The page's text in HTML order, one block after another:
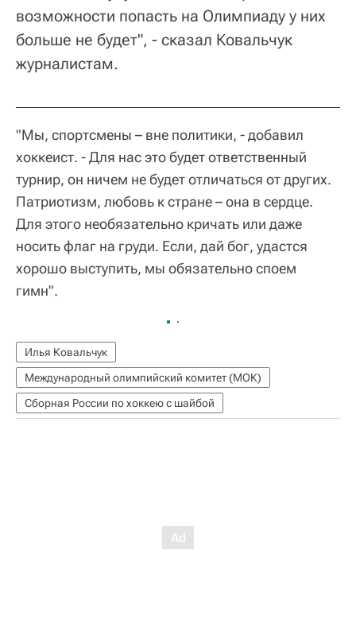
возможности попасть на Олимпиаду у них
больше не будет", - сказал Ковальчук
журналистам.
"Мы, спортсмены – вне политики, - добавил
хоккеист. - Для нас это будет ответственный
турнир, он ничем не будет отличаться от других.
Патриотизм, любовь к стране – она в сердце.
Для этого необязательно кричать или даже
носить флаг на груди. Если, дай бог, удастся
хорошо выступить, мы обязательно споем
гимн".
Илья Ковальчук
Международный олимпийский комитет (МОК)
Сборная России по хоккею с шайбой